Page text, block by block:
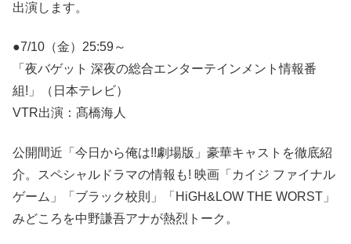
出演します。
●7/10（金）25:59～
「夜バゲット 深夜の総合エンターテインメント情報番
組!」（日本テレビ）
VTR出演：髙橋海人
公開間近「今日から俺は!!劇場版」豪華キャストを徹底紹
介。スペシャルドラマの情報も! 映画「カイジ ファイナル
ゲーム」「ブラック校則」「HiGH&LOW THE WORST」
みどころを中野謙吾アナが熱烈トーク。